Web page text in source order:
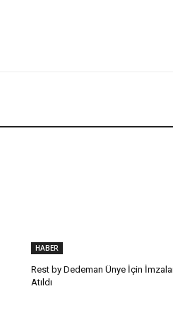
HABER
Rest by Dedeman Ünye İçin
Atıldı